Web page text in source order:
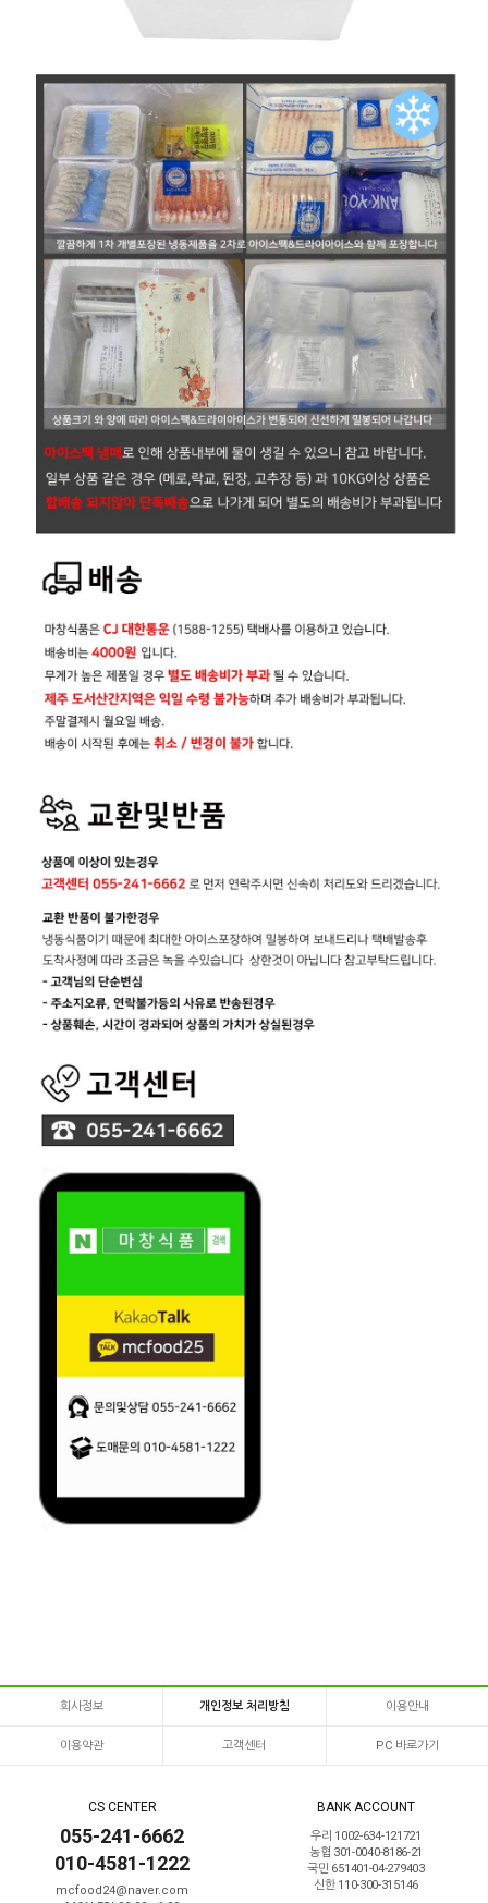
회사정보 개인정보 처리방침 이용안내
이용약관 고객센터 PC 바로가기
CS CENTER
055-241-6662
010-4581-1222
mcfood24@naver.com
BANK ACCOUNT
우리 1002-634-121721
농협 301-0040-8186-21
국민 651401-04-279403
신한 110-300-315146